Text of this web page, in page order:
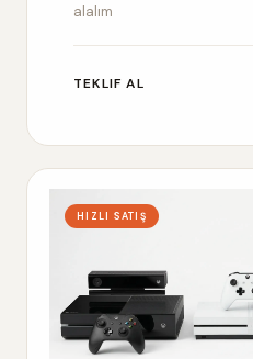
alalım
TEKLIF AL
HIZLI SATIŞ